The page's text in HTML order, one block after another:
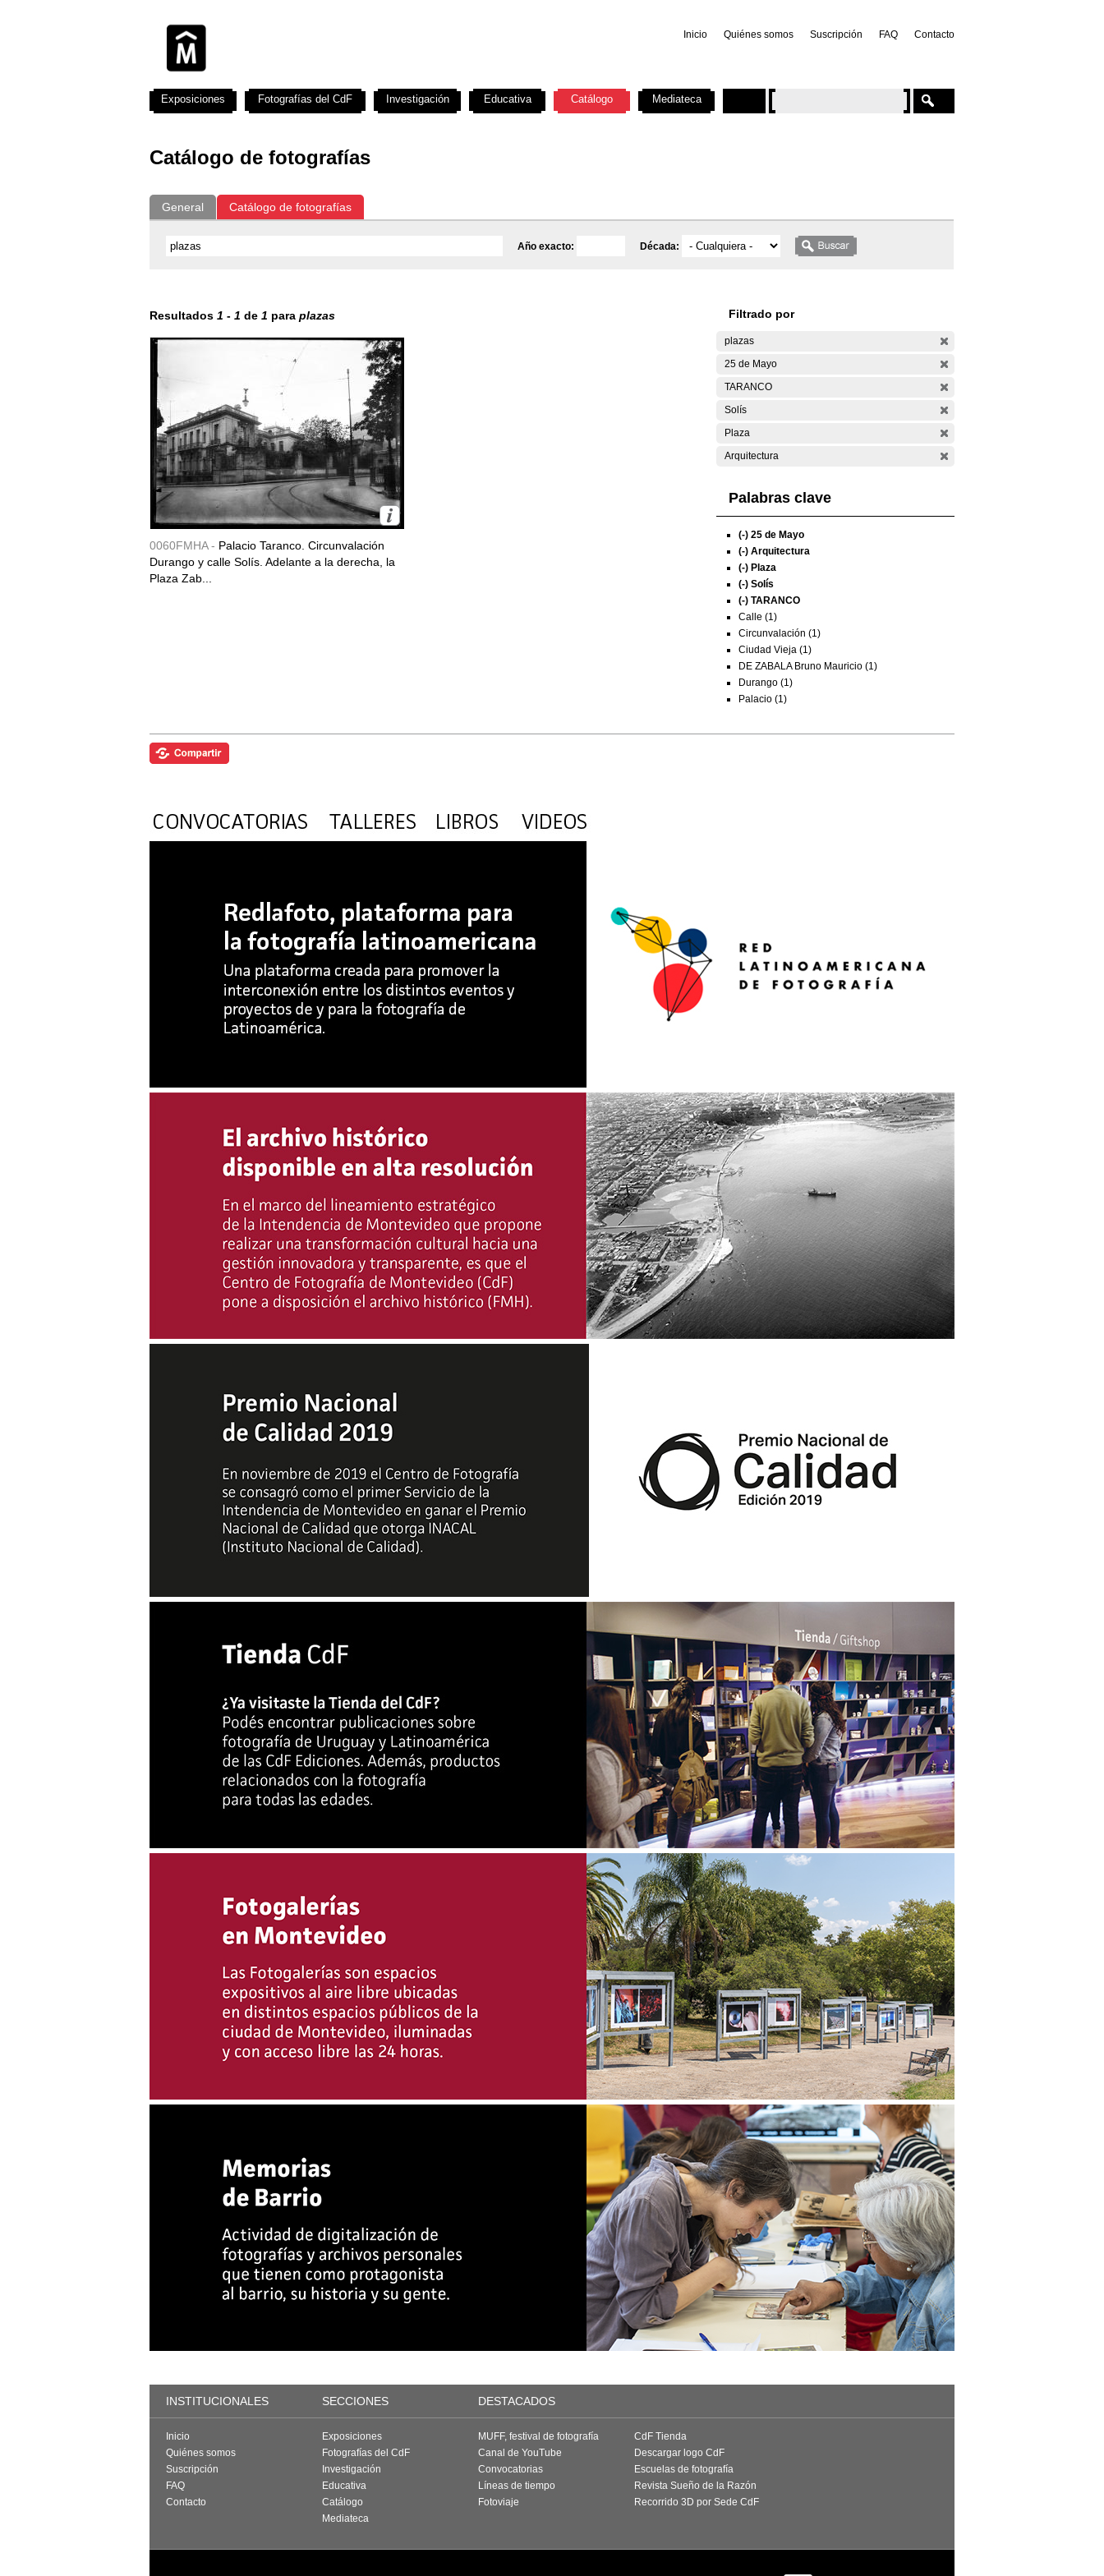
Inicio Quiénes somos Suscripción FAQ Contacto
Catálogo de fotografías
General Catálogo de fotografías
Año exacto: Década:
Resultados 1 - 1 de 1 para plazas
0060FMHA - Palacio Taranco. Circunvalación
Durango y calle Solís. Adelante a la derecha, la
Plaza Zab...
Filtrado por
plazas
25 de Mayo
TARANCO
Solís
Plaza
Arquitectura
Palabras clave
(-) 25 de Mayo
(-) Arquitectura
(-) Plaza
(-) Solís
(-) TARANCO
Calle (1)
Circunvalación (1)
Ciudad Vieja (1)
DE ZABALA Bruno Mauricio (1)
Durango (1)
Palacio (1)
Exposiciones Fotografías del CdF Investigación Educativa Catálogo Mediateca
INSTITUCIONALES SECCIONES DESTACADOS
Inicio
Quiénes somos
Suscripción
FAQ
Contacto
Exposiciones
Fotografías del CdF
Investigación
Educativa
Catálogo
Mediateca
MUFF, festival de fotografía
Canal de YouTube
Convocatorias
Líneas de tiempo
Fotoviaje
CdF Tienda
Descargar logo CdF
Escuelas de fotografía
Revista Sueño de la Razón
Recorrido 3D por Sede CdF